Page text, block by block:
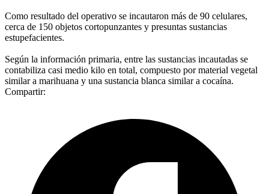
Como resultado del operativo se incautaron más de 90 celulares,
cerca de 150 objetos cortopunzantes y presuntas sustancias
estupefacientes.
Según la información primaria, entre las sustancias incautadas se
contabiliza casi medio kilo en total, compuesto por material vegetal
similar a marihuana y una sustancia blanca similar a cocaína.
Compartir: